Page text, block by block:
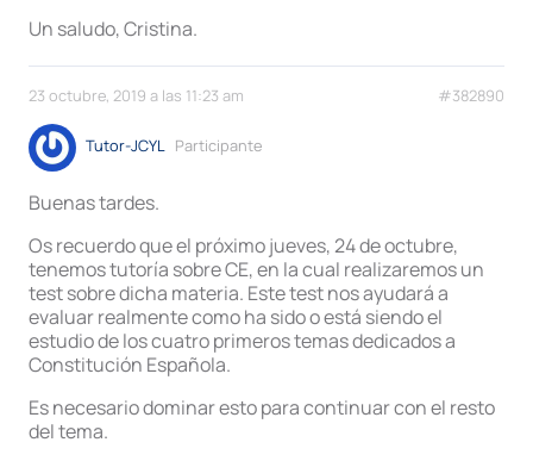
Un saludo, Cristina.
23 octubre, 2019 a las 11:23 am #382890
Tutor-JCYL Participante
Buenas tardes.
Os recuerdo que el próximo jueves, 24 de octubre,
tenemos tutoría sobre CE, en la cual realizaremos un
test sobre dicha materia. Este test nos ayudará a
evaluar realmente como ha sido o está siendo el
estudio de los cuatro primeros temas dedicados a
Constitución Española.
Es necesario dominar esto para continuar con el resto
del tema.